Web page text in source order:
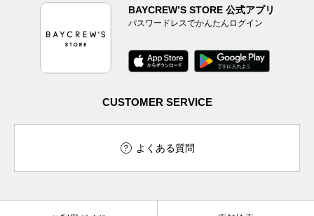
BAYCREW’S STORE 公式アプリ
パスワードレスでかんたんログイン
CUSTOMER SERVICE
よくある質問